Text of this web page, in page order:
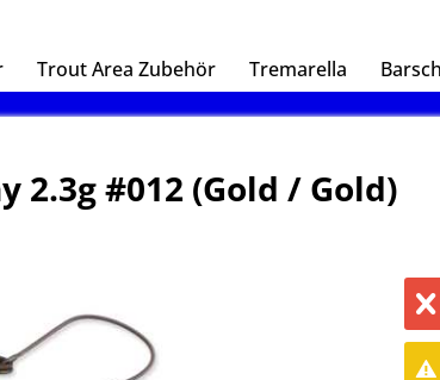
Trout Area Zubehör Tremarella
#012 (Gold / Gold)